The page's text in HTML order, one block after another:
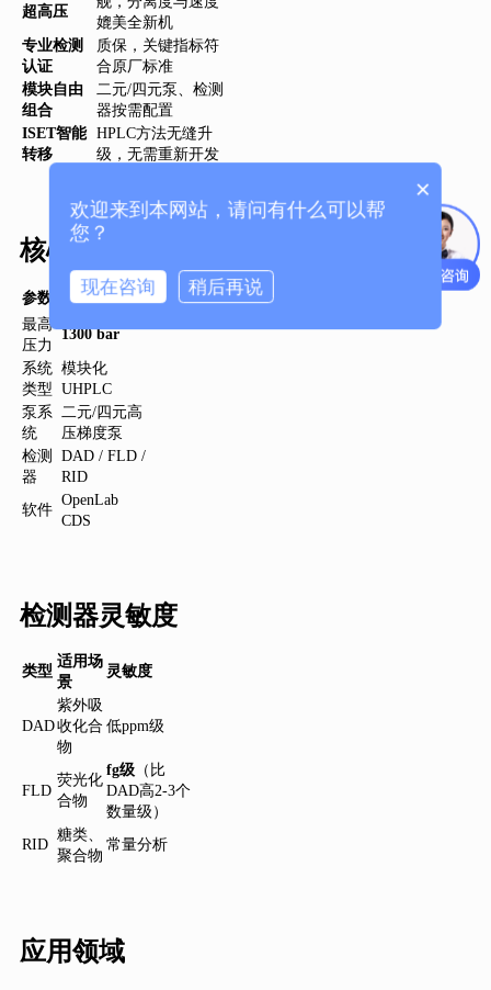
超高压
媲美全新机
专业检测
认证
质保，关键指标符
合原厂标准
模块自由
组合
二元/四元泵、检测
器按需配置
ISET智能
转移
HPLC方法无缝升
级，无需重新开发
核心参数
参数
指标
最高
压力
1300 bar
系统
类型
模块化
UHPLC
泵系
统
二元/四元高
压梯度泵
检测
器
DAD / FLD /
RID
软件
OpenLab
CDS
检测器灵敏度
类型
适用场
景
灵敏度
DAD
紫外吸
收化合
物
低ppm级
FLD
荧光化
合物
fg级（比
DAD高2-3个
数量级）
RID
糖类、
聚合物
常量分析
应用领域
×
欢迎来到本网站，请问有什么可以帮
您？
现在咨询 稍后再说